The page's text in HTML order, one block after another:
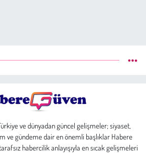
ve dünyadan güncel gelişmeler; siyaset,
ve gündeme dair en önemli başlıklar Habere
habercilik anlayışıyla en sıcak gelişmeleri